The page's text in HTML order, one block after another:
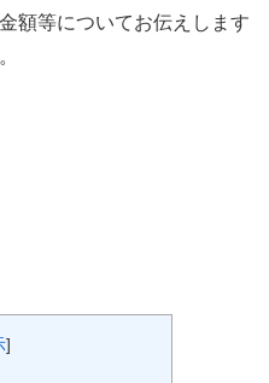
額等についてお伝えします
]